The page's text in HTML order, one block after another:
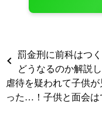
罰金刑に前科はつ
どうなるのか解説し
虐待を疑われて子供
った…！子供と面会は